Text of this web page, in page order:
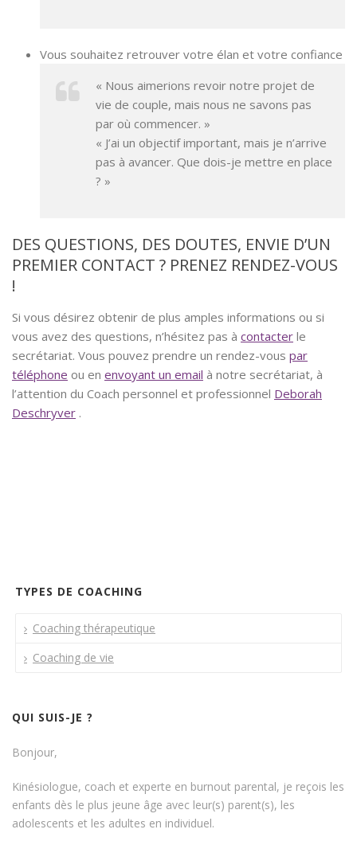
Vous souhaitez retrouver votre élan et votre confiance
« Nous aimerions revoir notre projet de
vie de couple, mais nous ne savons pas
par où commencer. »
« J’ai un objectif important, mais je n’arrive
pas à avancer. Que dois-je mettre en place
? »
DES QUESTIONS, DES DOUTES, ENVIE D’UN
PREMIER CONTACT ? PRENEZ RENDEZ-VOUS
!
Si vous désirez obtenir de plus amples informations ou si
vous avez des questions, n’hésitez pas à contacter le
secrétariat. Vous pouvez prendre un rendez-vous par
téléphone ou en envoyant un email à notre secrétariat, à
l’attention du Coach personnel et professionnel Deborah
Deschryver .
TYPES DE COACHING
Coaching thérapeutique
Coaching de vie
QUI SUIS-JE ?
Bonjour,
Kinésiologue, coach et experte en burnout parental, je reçois les
enfants dès le plus jeune âge avec leur(s) parent(s), les
adolescents et les adultes en individuel.